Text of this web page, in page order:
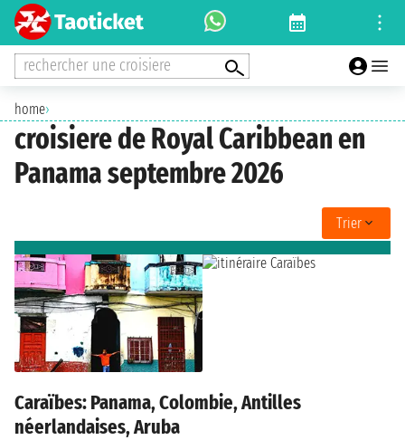
rechercher une croisiere
home›
croisiere de Royal Caribbean en
Panama septembre 2026
Trier
Caraïbes: Panama, Colombie, Antilles
néerlandaises, Aruba